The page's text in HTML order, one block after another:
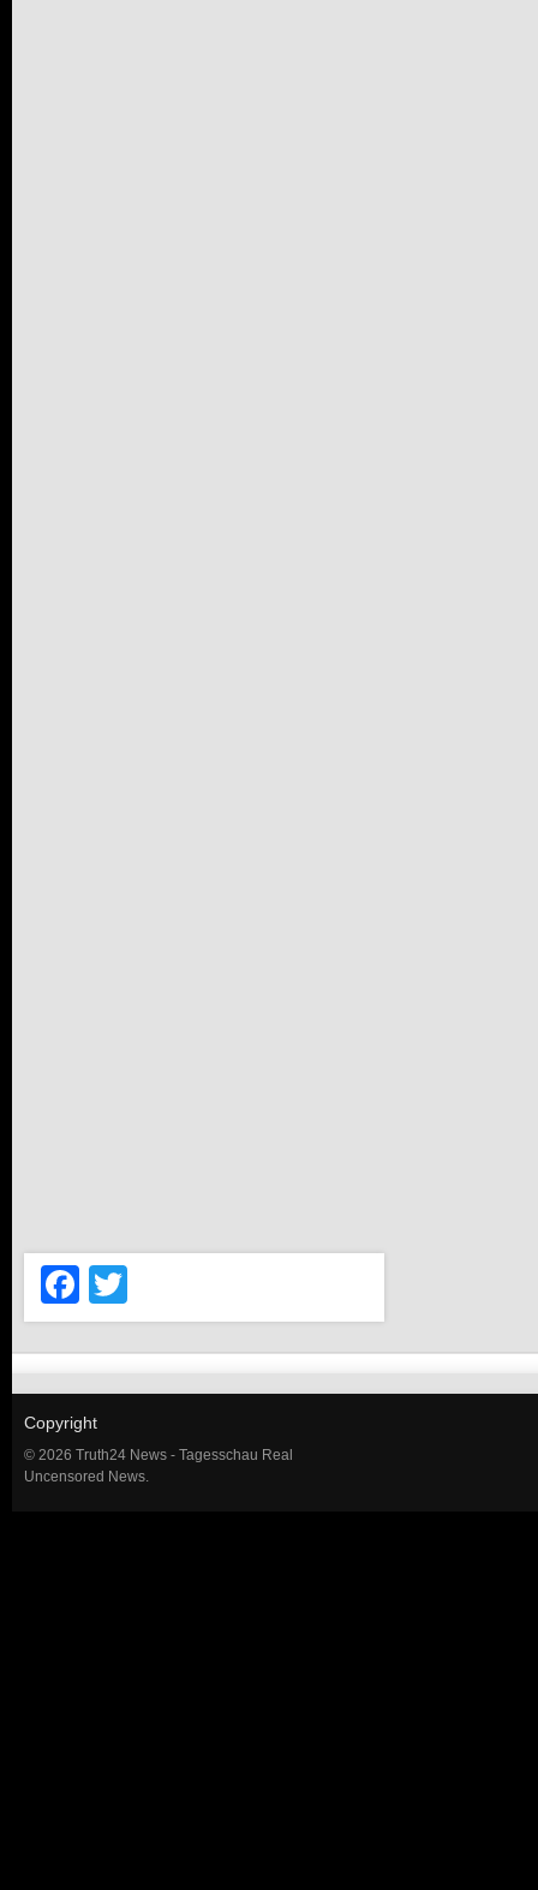
Facebook
Copyright
© 2026 Truth24 News - Tagesschau Real
Uncensored News.